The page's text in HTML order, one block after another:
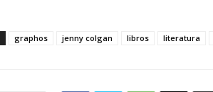
graphos jenny colgan libros literatura